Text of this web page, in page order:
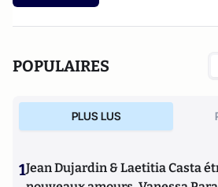
POPULAIRES
PLUS LUS
1Jean Dujardin & Laetitia Casta